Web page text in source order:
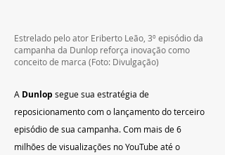
Estrelado pelo ator Eriberto Leão, 3º episódio da
campanha da Dunlop reforça inovação como
conceito de marca (Foto: Divulgação)
A Dunlop segue sua estratégia de
reposicionamento com o lançamento do terceiro
episódio de sua campanha. Com mais de 6
milhões de visualizações no YouTube até o